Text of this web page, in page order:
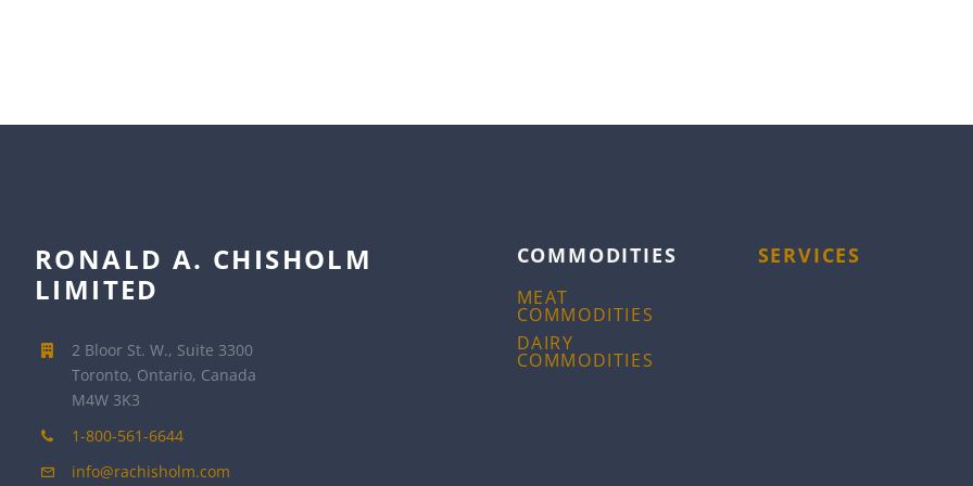
RONALD A. CHISHOLM
LIMITED
2 Bloor St. W., Suite 3300
Toronto, Ontario, Canada
M4W 3K3
1-800-561-6644
info@rachisholm.com
COMMODITIES
MEAT
COMMODITIES
DAIRY
COMMODITIES
SERVICES